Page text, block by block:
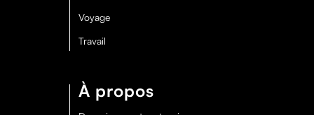
Voyage
Travail
À propos